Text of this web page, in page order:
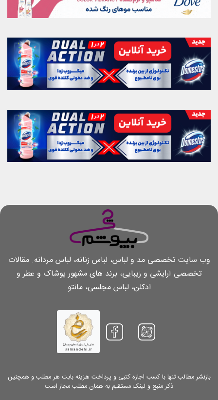
وب سایت تخصصی مد و لباس، لباس زنانه، لباس مردانه. مقالات
تخصصی آرایشی و زیبایی، برند های مشهور پوشاک و عطر و
ادکلن، لباس مجلسی، مانتو
بازنشر مطالب تنها با کسب اجازه کتبی و پرداخت هزینه بابت هر مطلب و همچنین
ذکر منبع و لینک مستقیم به همان مطلب مجاز است